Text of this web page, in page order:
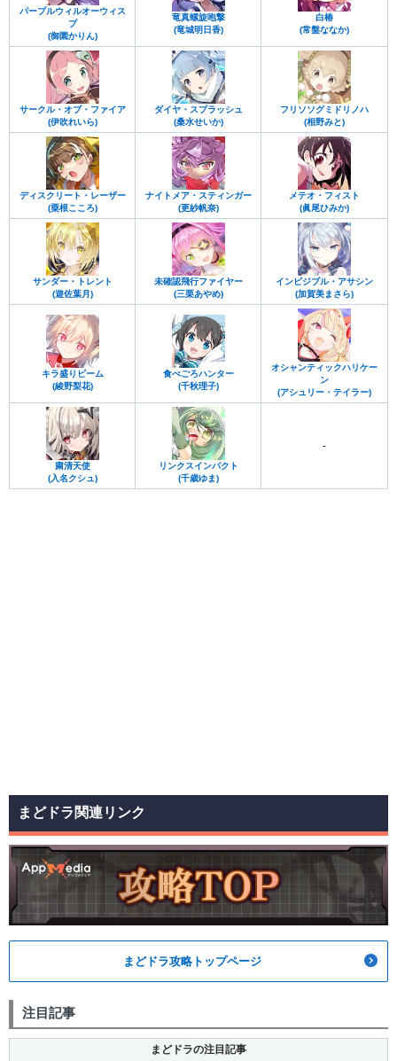
パープルウィルオーウィス
プ
(御園かりん)
竜真螺旋咆撃
(竜城明日香)
白椿
(常盤ななか)
サークル・オブ・ファイア
(伊吹れいら)
ダイヤ・スプラッシュ
(桑水せいか)
フリソソグミドリノハ
(相野みと)
ディスクリート・レーザー
(粟根こころ)
ナイトメア・スティンガー
(更紗帆奈)
メテオ・フィスト
(眞尾ひみか)
サンダー・トレント
(遊佐葉月)
未確認飛行ファイヤー
(三栗あやめ)
インビジブル・アサシン
(加賀美まさら)
キラ盛りビーム
(綾野梨花)
食べごろハンター
(千秋理子)
オシャンティックハリケー
ン
(アシュリー・テイラー)
粛清天使
(入名クシュ)
リンクスインパクト
(千歳ゆま)
-
まどドラ関連リンク
まどドラ攻略トップページ
注目記事
まどドラの注目記事